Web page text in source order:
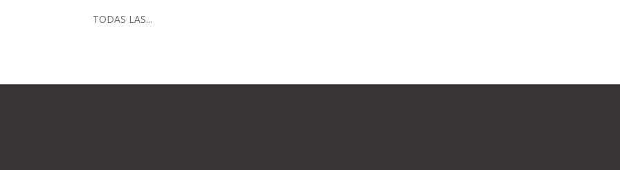
TODAS LAS...